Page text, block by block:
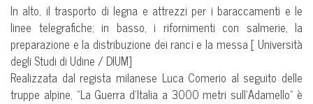
In alto, il trasporto di legna e attrezzi per i baraccamenti e le
linee telegrafiche; in basso, i rifornimenti con salmerie, la
preparazione e la distribuzione dei ranci e la messa [ Università
degli Studi di Udine / DIUM]
Realizzata dal regista milanese Luca Comerio al seguito delle
truppe alpine, “La Guerra d’Italia a 3000 metri sull’Adamello” è